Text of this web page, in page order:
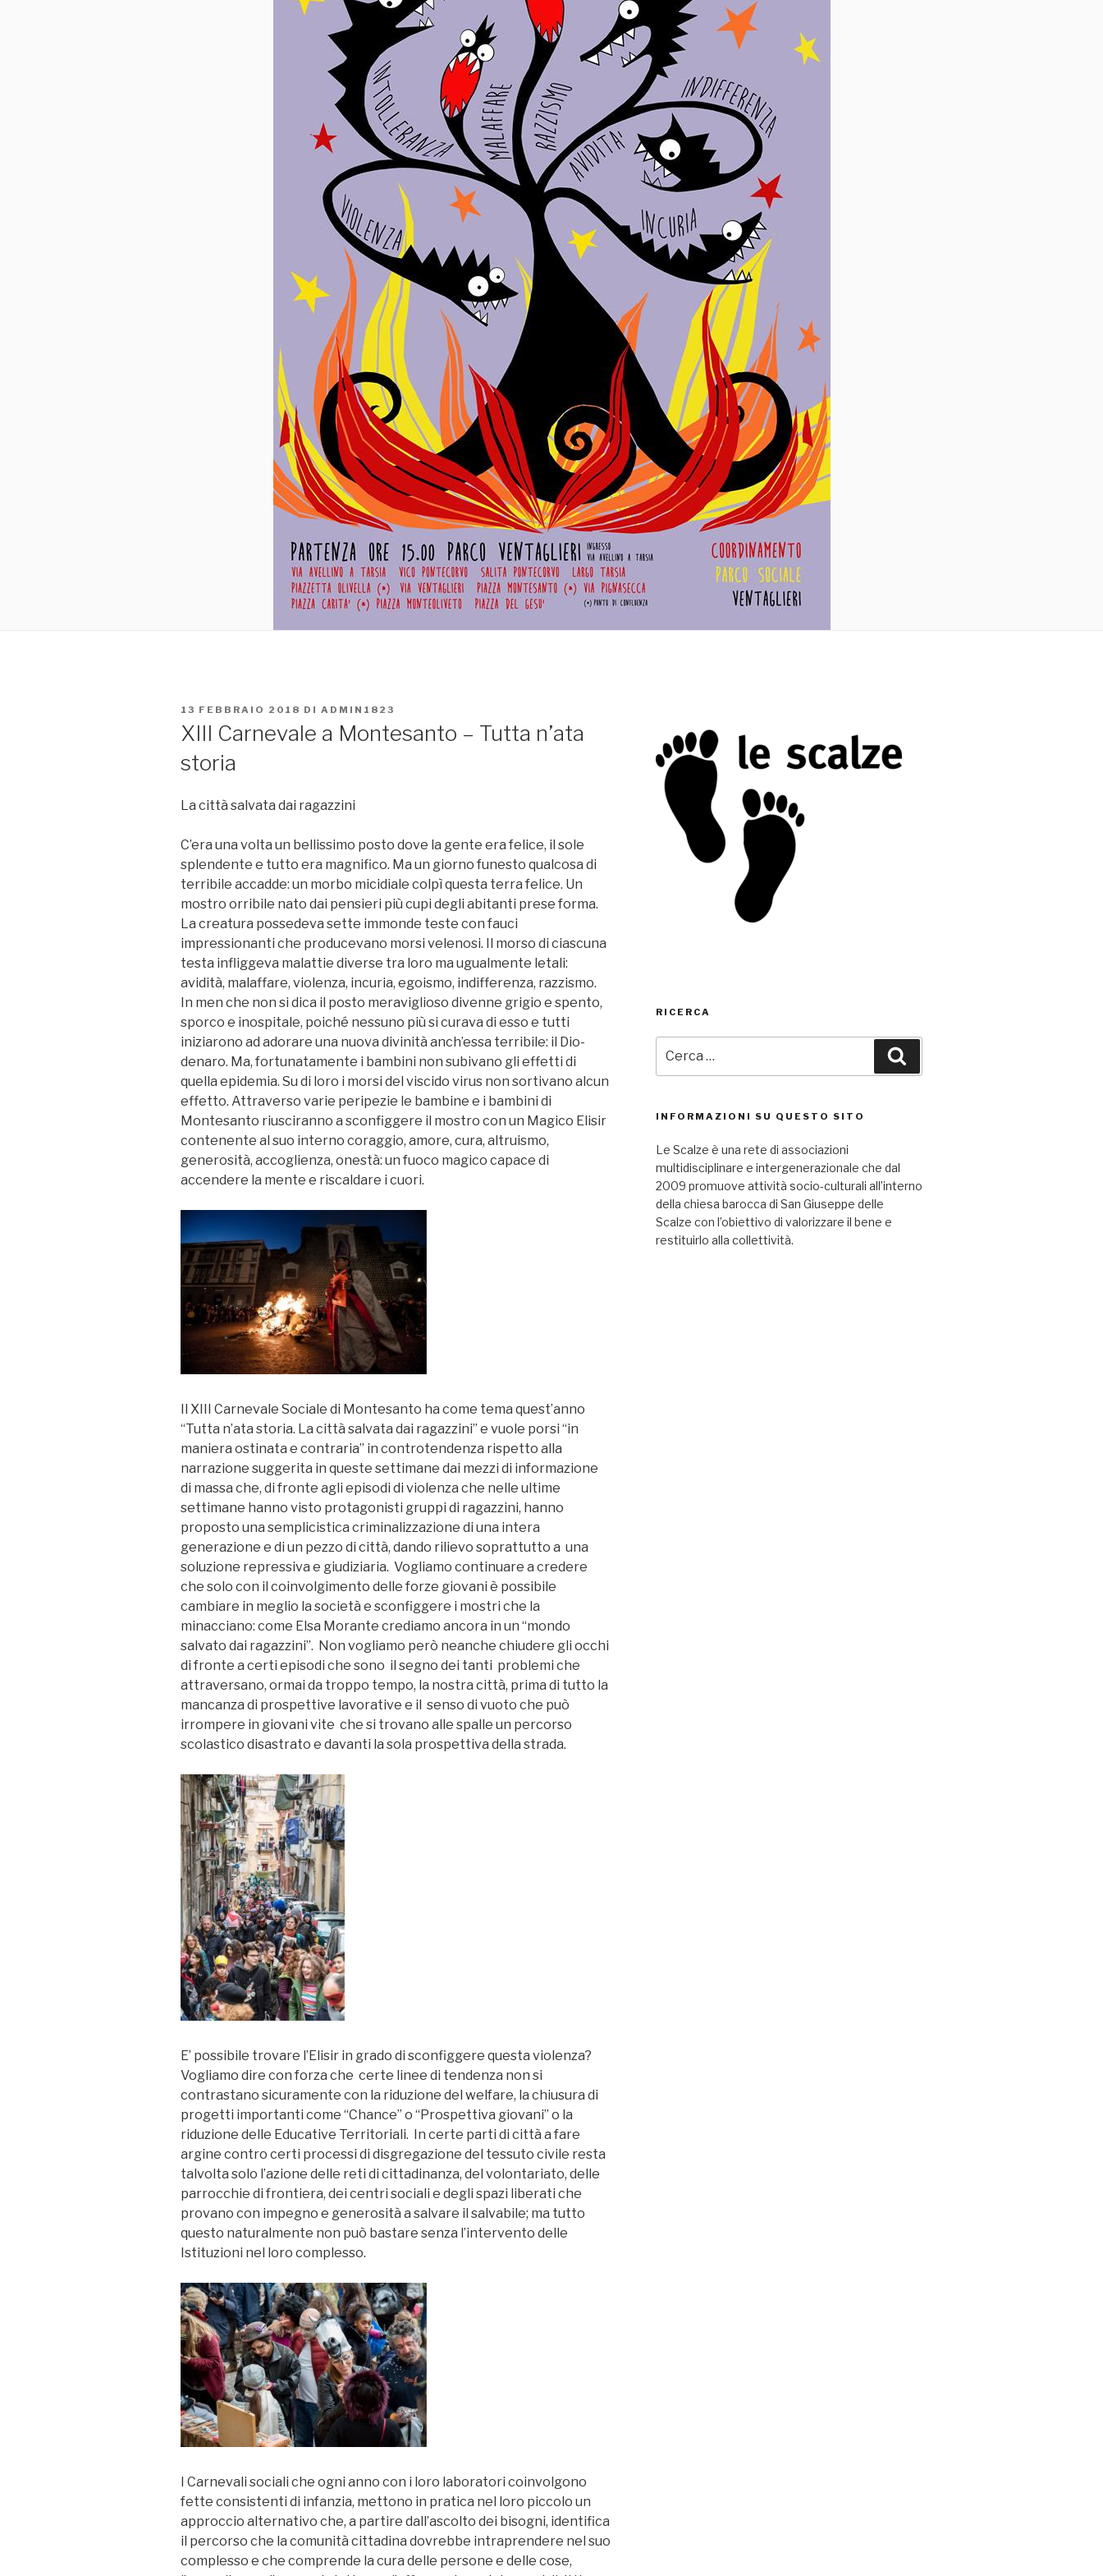
PUBBLICATO
IL
13 FEBBRAIO 2018 DI ADMIN1823
XIII Carnevale a Montesanto – Tutta n’ata
storia
La città salvata dai ragazzini
C’era una volta un bellissimo posto dove la gente era felice, il sole
splendente e tutto era magnifico. Ma un giorno funesto qualcosa di
terribile accadde: un morbo micidiale colpì questa terra felice. Un
mostro orribile nato dai pensieri più cupi degli abitanti prese forma.
La creatura possedeva sette immonde teste con fauci
impressionanti che producevano morsi velenosi. Il morso di ciascuna
testa infliggeva malattie diverse tra loro ma ugualmente letali:
avidità, malaffare, violenza, incuria, egoismo, indifferenza, razzismo.
In men che non si dica il posto meraviglioso divenne grigio e spento,
sporco e inospitale, poiché nessuno più si curava di esso e tutti
iniziarono ad adorare una nuova divinità anch’essa terribile: il Dio-
denaro. Ma, fortunatamente i bambini non subivano gli effetti di
quella epidemia. Su di loro i morsi del viscido virus non sortivano alcun
effetto. Attraverso varie peripezie le bambine e i bambini di
Montesanto riusciranno a sconfiggere il mostro con un Magico Elisir
contenente al suo interno coraggio, amore, cura, altruismo,
generosità, accoglienza, onestà: un fuoco magico capace di
accendere la mente e riscaldare i cuori.
Il XIII Carnevale Sociale di Montesanto ha come tema quest’anno
“Tutta n’ata storia. La città salvata dai ragazzini” e vuole porsi “in
maniera ostinata e contraria” in controtendenza rispetto alla
narrazione suggerita in queste settimane dai mezzi di informazione
di massa che, di fronte agli episodi di violenza che nelle ultime
settimane hanno visto protagonisti gruppi di ragazzini, hanno
proposto una semplicistica criminalizzazione di una intera
generazione e di un pezzo di città, dando rilievo soprattutto a una
soluzione repressiva e giudiziaria. Vogliamo continuare a credere
che solo con il coinvolgimento delle forze giovani è possibile
cambiare in meglio la società e sconfiggere i mostri che la
minacciano: come Elsa Morante crediamo ancora in un “mondo
salvato dai ragazzini”. Non vogliamo però neanche chiudere gli occhi
di fronte a certi episodi che sono il segno dei tanti problemi che
attraversano, ormai da troppo tempo, la nostra città, prima di tutto la
mancanza di prospettive lavorative e il senso di vuoto che può
irrompere in giovani vite che si trovano alle spalle un percorso
scolastico disastrato e davanti la sola prospettiva della strada.
E’ possibile trovare l’Elisir in grado di sconfiggere questa violenza?
Vogliamo dire con forza che certe linee di tendenza non si
contrastano sicuramente con la riduzione del welfare, la chiusura di
progetti importanti come “Chance” o “Prospettiva giovani” o la
riduzione delle Educative Territoriali. In certe parti di città a fare
argine contro certi processi di disgregazione del tessuto civile resta
talvolta solo l’azione delle reti di cittadinanza, del volontariato, delle
parrocchie di frontiera, dei centri sociali e degli spazi liberati che
provano con impegno e generosità a salvare il salvabile; ma tutto
questo naturalmente non può bastare senza l’intervento delle
Istituzioni nel loro complesso.
I Carnevali sociali che ogni anno con i loro laboratori coinvolgono
fette consistenti di infanzia, mettono in pratica nel loro piccolo un
approccio alternativo che, a partire dall’ascolto dei bisogni, identifica
il percorso che la comunità cittadina dovrebbe intraprendere nel suo
complesso e che comprende la cura delle persone e delle cose,
RICERCA
INFORMAZIONI SU QUESTO SITO
Le Scalze è una rete di associazioni
multidisciplinare e intergenerazionale che dal
2009 promuove attività socio-culturali all’interno
della chiesa barocca di San Giuseppe delle
Scalze con l’obiettivo di valorizzare il bene e
restituirlo alla collettività.